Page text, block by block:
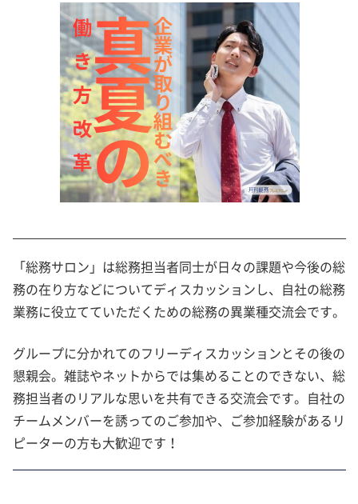
「総務サロン」は総務担当者同士が日々の課題や今後の総
務の在り方などについてディスカッションし、自社の総務
業務に役立てていただくための総務の異業種交流会です。
グループに分かれてのフリーディスカッションとその後の
懇親会。雑誌やネットからでは集めることのできない、総
務担当者のリアルな思いを共有できる交流会です。自社の
チームメンバーを誘ってのご参加や、ご参加経験があるリ
ピーターの方も大歓迎です！